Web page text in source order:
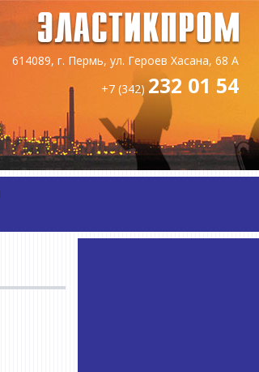
614089, г. Пермь, ул. Героев Хасана, 68 А
+7 (342) 232 01 54